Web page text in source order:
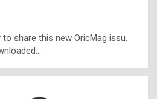
l
t
t
to share this new OricMag issu.